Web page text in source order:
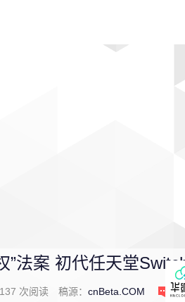
”法案 初代任天堂
137 次阅读 稿源： cnBeta.COM 0